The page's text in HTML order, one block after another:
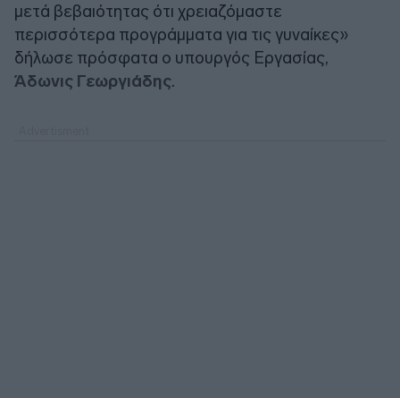
μετά βεβαιότητας ότι χρειαζόμαστε
περισσότερα προγράμματα για τις γυναίκες»
δήλωσε πρόσφατα ο υπουργός Εργασίας,
Άδωνις Γεωργιάδης.